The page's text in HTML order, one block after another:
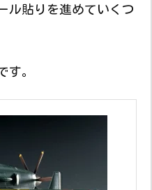
ル貼りを進めていくつ
す。